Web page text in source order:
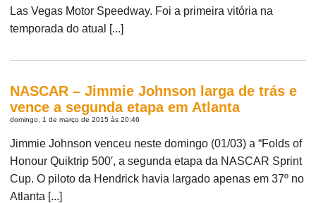
Las Vegas Motor Speedway. Foi a primeira vitória na
temporada do atual [...]
NASCAR – Jimmie Johnson larga de trás e
vence a segunda etapa em Atlanta
domingo, 1 de março de 2015 às 20:46
Jimmie Johnson venceu neste domingo (01/03) a “Folds of
Honour Quiktrip 500′, a segunda etapa da NASCAR Sprint
Cup. O piloto da Hendrick havia largado apenas em 37º no
Atlanta [...]